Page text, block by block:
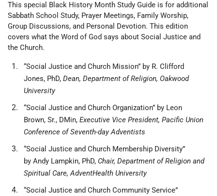
This special Black History Month Study Guide is for additional
Sabbath School Study, Prayer Meetings, Family Worship,
Group Discussions, and Personal Devotion. This edition
covers what the Word of God says about Social Justice and
the Church.
“Social Justice and Church Mission” by R. Clifford
Jones, PhD, Dean, Department of Religion, Oakwood
University
“Social Justice and Church Organization” by Leon
Brown, Sr., DMin, Executive Vice President, Pacific Union
Conference of Seventh-day Adventists
“Social Justice and Church Membership Diversity”
by Andy Lampkin, PhD, Chair, Department of Religion and
Spiritual Care, AdventHealth University
“Social Justice and Church Community Service”